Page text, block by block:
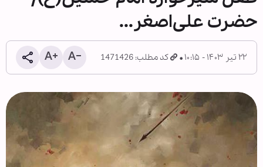
حضرت علی‌اصغر...
۲۲ تیر ۱۴۰۳ - ۱۰:۱۵ کد مطلب: 1471426